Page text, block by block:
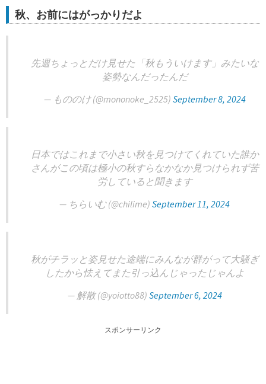
秋、お前にはがっかりだよ
先週ちょっとだけ見せた「秋もういけます」みたいな
姿勢なんだったんだ
— もののけ (@mononoke_2525) September 8, 2024
日本ではこれまで小さい秋を見つけてくれていた誰か
さんがこの頃は極小の秋すらなかなか見つけられず苦
労していると聞きます
— ちらいむ (@chilime) September 11, 2024
秋がチラッと姿見せた途端にみんなが群がって大騒ぎ
したから怯えてまた引っ込んじゃったじゃんよ
— 解散 (@yoiotto88) September 6, 2024
スポンサーリンク